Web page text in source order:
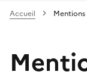
Accueil Mentions